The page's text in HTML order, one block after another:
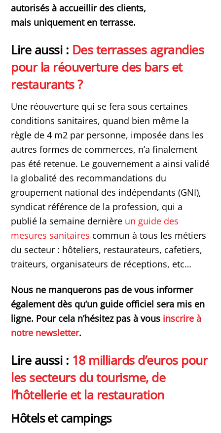
autorisés à accueillir des clients,
mais uniquement en terrasse.
Lire aussi : Des terrasses agrandies
pour la réouverture des bars et
restaurants ?
Une réouverture qui se fera sous certaines
conditions sanitaires, quand bien même la
règle de 4 m2 par personne, imposée dans les
autres formes de commerces, n’a finalement
pas été retenue. Le gouvernement a ainsi validé
la globalité des recommandations du
groupement national des indépendants (GNI),
syndicat référence de la profession, qui a
publié la semaine dernière un guide des
mesures sanitaires commun à tous les métiers
du secteur : hôteliers, restaurateurs, cafetiers,
traiteurs, organisateurs de réceptions, etc…
Nous ne manquerons pas de vous informer
également dès qu’un guide officiel sera mis en
ligne. Pour cela n’hésitez pas à vous inscrire à
notre newsletter.
Lire aussi : 18 milliards d’euros pour
les secteurs du tourisme, de
l’hôtellerie et la restauration
Hôtels et campings